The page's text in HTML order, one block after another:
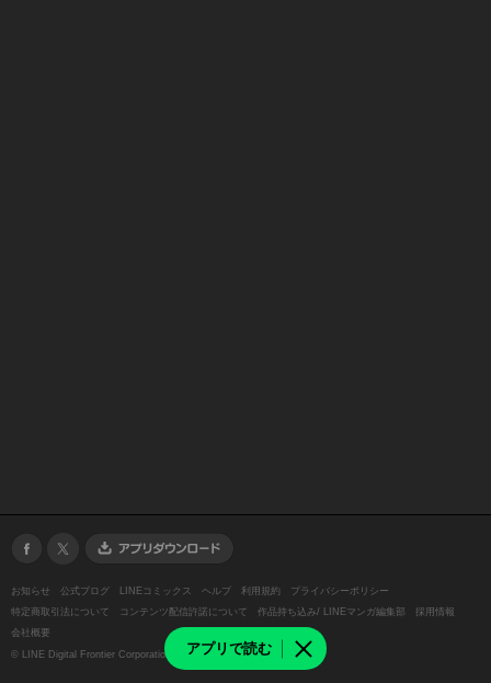
アプリで読む
お知らせ 公式ブログ LINEコミックス ヘルプ 利用規約
プライバシーポリシー
特定商取引法について
コンテンツ配信許諾について 作品持ち込み/ LINEマンガ編集部
採用情報
会社概要
© LINE Digital Frontier Corporation